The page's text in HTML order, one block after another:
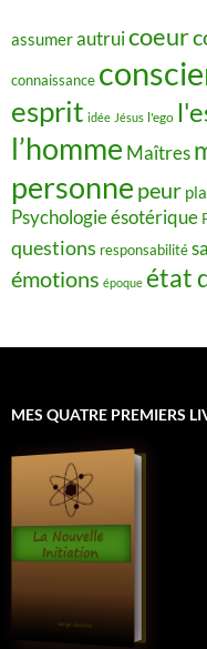
assumerautruicoeur
connaissance
esprit idée Jésus l'ego
l’homme Maîtres
personne peur
Psychologie ésotérique
questions responsabilité
émotions époque état
MES QUATRE PREMIERS